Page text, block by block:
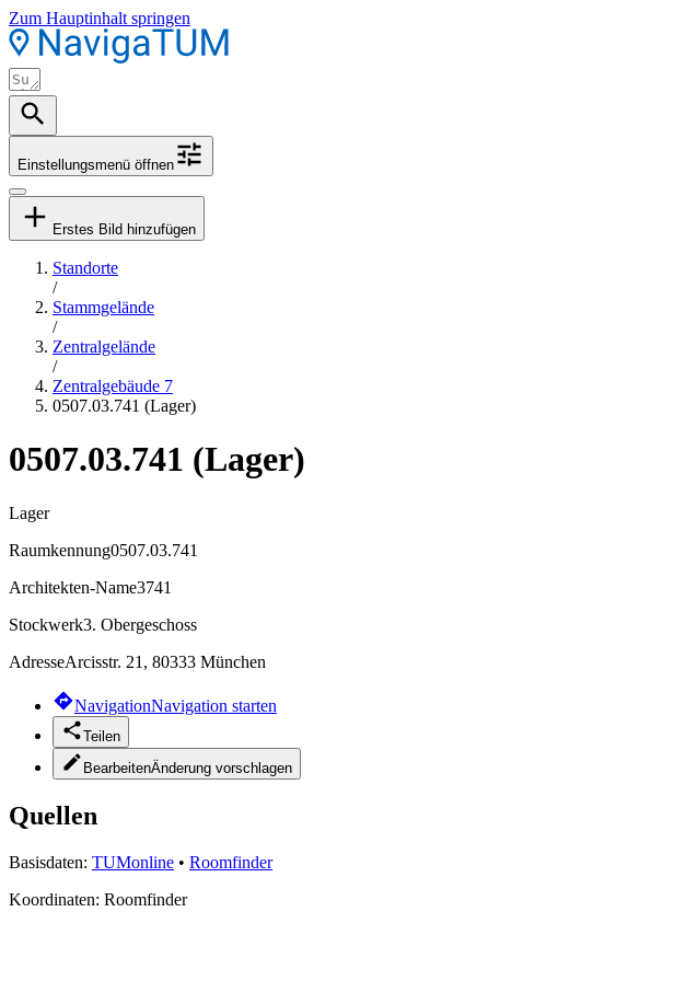
Zum Hauptinhalt springen
Einstellungsmenü öffnen
Erstes Bild hinzufügen
Standorte
/
Stammgelände
/
Zentralgelände
/
Zentralgebäude 7
0507.03.741 (Lager)
0507.03.741 (Lager)
Lager
Raumkennung0507.03.741
Architekten-Name3741
Stockwerk3. Obergeschoss
AdresseArcisstr. 21, 80333 München
NavigationNavigation starten
Teilen
BearbeitenÄnderung vorschlagen
Quellen
Basisdaten: TUMonline • Roomfinder
Koordinaten: Roomfinder